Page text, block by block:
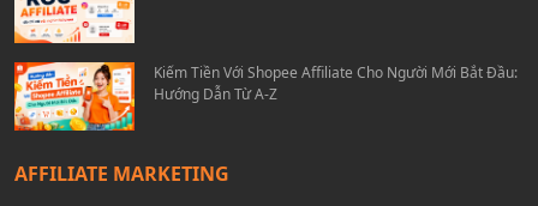
Kiếm Tiền Với Shopee Affiliate Cho Người Mới Bắt Đầu:
Hướng Dẫn Từ A-Z
AFFILIATE MARKETING